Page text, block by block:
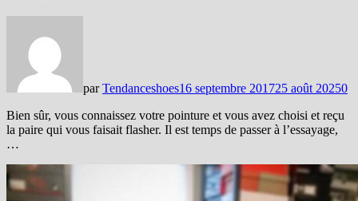
parTendanceshoes16 septembre 201725 août 20250
Bien sûr, vous connaissez votre pointure et vous avez choisi et reçu
la paire qui vous faisait flasher. Il est temps de passer à l’essayage,
…